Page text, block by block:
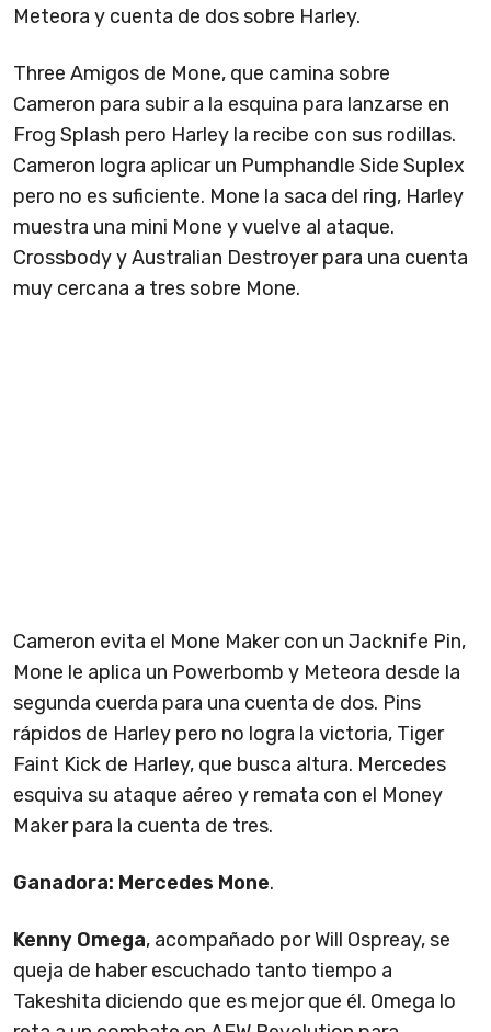
Meteora y cuenta de dos sobre Harley.
Three Amigos de Mone, que camina sobre
Cameron para subir a la esquina para lanzarse en
Frog Splash pero Harley la recibe con sus rodillas.
Cameron logra aplicar un Pumphandle Side Suplex
pero no es suficiente. Mone la saca del ring, Harley
muestra una mini Mone y vuelve al ataque.
Crossbody y Australian Destroyer para una cuenta
muy cercana a tres sobre Mone.
Cameron evita el Mone Maker con un Jacknife Pin,
Mone le aplica un Powerbomb y Meteora desde la
segunda cuerda para una cuenta de dos. Pins
rápidos de Harley pero no logra la victoria, Tiger
Faint Kick de Harley, que busca altura. Mercedes
esquiva su ataque aéreo y remata con el Money
Maker para la cuenta de tres.
Ganadora: Mercedes Mone.
Kenny Omega, acompañado por Will Ospreay, se
queja de haber escuchado tanto tiempo a
Takeshita diciendo que es mejor que él. Omega lo